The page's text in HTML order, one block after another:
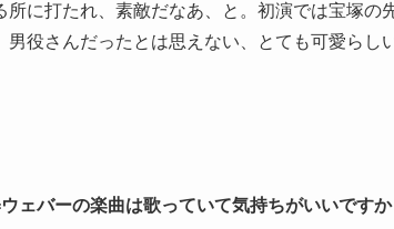
に打たれ、素敵だなあ、と。初演では宝塚の
男役さんだったとは思えない、とても可愛らし
バーの楽曲は歌っていて気持ちがいいですか